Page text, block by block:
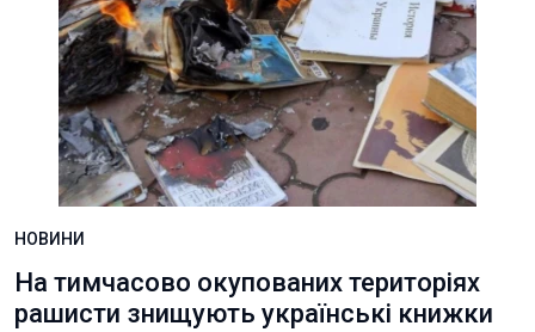
НОВИНИ
На тимчасово окупованих територіях
рашисти знищують українські книжки